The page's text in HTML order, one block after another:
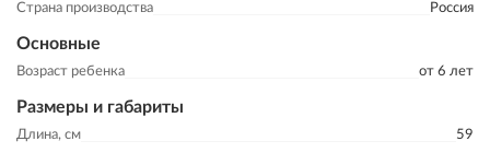
Страна производства
Россия
Основные
Возраст ребенка от 6 лет
Размеры и габариты
Длина, см
59